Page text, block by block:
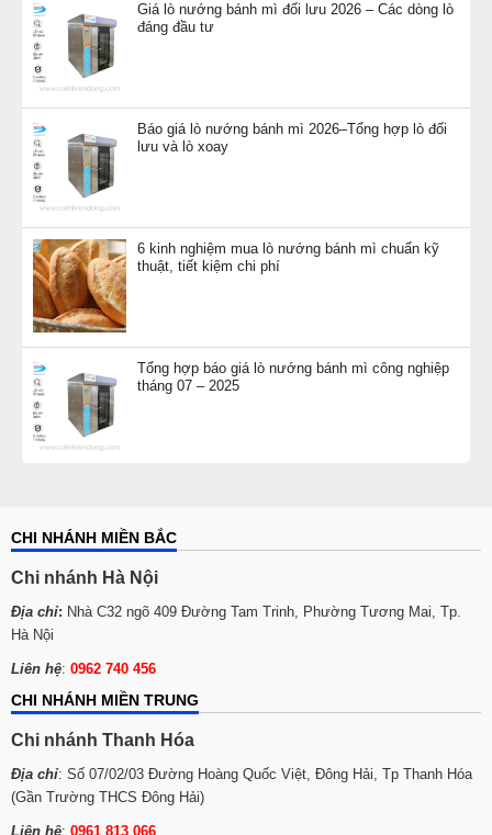
Giá lò nướng bánh mì đối lưu 2026 – Các dòng lò
đáng đầu tư
Báo giá lò nướng bánh mì 2026–Tổng hợp lò đối
lưu và lò xoay
6 kinh nghiệm mua lò nướng bánh mì chuẩn kỹ
thuật, tiết kiệm chi phí
Tổng hợp báo giá lò nướng bánh mì công nghiệp
tháng 07 – 2025
CHI NHÁNH MIỀN BẮC
Chi nhánh Hà Nội
Địa chỉ: Nhà C32 ngõ 409 Đường Tam Trinh, Phường Tương Mai, Tp.
Hà Nội
Liên hệ: 0962 740 456
CHI NHÁNH MIỀN TRUNG
Chi nhánh Thanh Hóa
Địa chỉ: Số 07/02/03 Đường Hoàng Quốc Việt, Đông Hải, Tp Thanh Hóa
(Gần Trường THCS Đông Hải)
Liên hệ: 0961 813 066